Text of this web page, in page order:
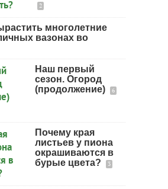
2
многолетние
вазонах во
Наш первый
сезон. Огород
(продолжение)
6
Почему края
листьев у пиона
окрашиваются в
бурые цвета?
3